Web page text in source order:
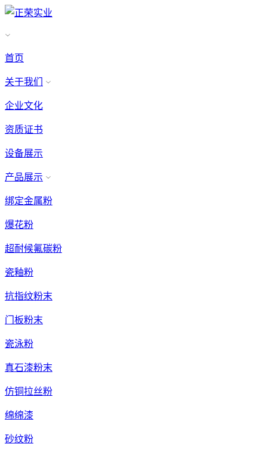
首页
关于我们
企业文化
资质证书
设备展示
产品展示
绑定金属粉
爆花粉
超耐候氟碳粉
瓷釉粉
抗指纹粉末
门板粉末
瓷泳粉
真石漆粉末
仿铜拉丝粉
绵绵漆
砂纹粉